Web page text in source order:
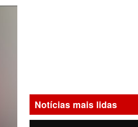
Notícias mais lidas